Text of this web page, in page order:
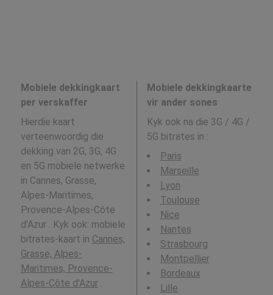
Mobiele dekkingkaart
per verskaffer
Hierdie kaart
verteenwoordig die
dekking van 2G, 3G, 4G
en 5G mobiele netwerke
in Cannes, Grasse,
Alpes-Maritimes,
Provence-Alpes-Côte
d'Azur . Kyk ook: mobiele
bitrates-kaart in Cannes,
Grasse, Alpes-
Maritimes, Provence-
Alpes-Côte d'Azur.
Mobiele dekkingkaarte
vir ander sones
Kyk ook na die 3G / 4G /
5G bitrates in :
Paris
Marseille
Lyon
Toulouse
Nice
Nantes
Strasbourg
Montpellier
Bordeaux
Lille